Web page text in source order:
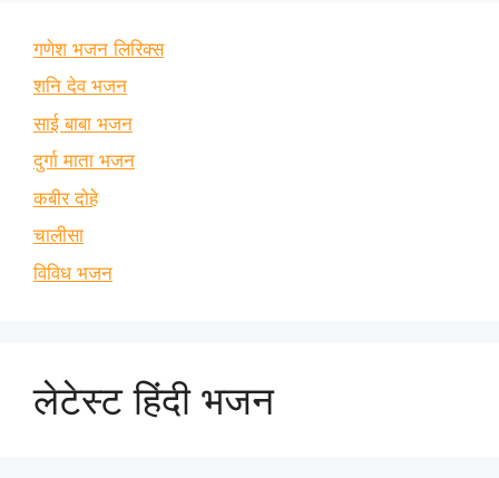
गणेश भजन लिरिक्स
शनि देव भजन
साई बाबा भजन
दुर्गा माता भजन
कबीर दोहे
चालीसा
विविध भजन
लेटेस्ट हिंदी भजन